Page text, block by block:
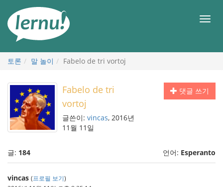
메
토론 말 놀이 Fabelo de tri vortoj
댓글 쓰기
Fabelo de tri
vortoj
글쓴이: vincas, 2016년
11월 11일
글: 184 언어: Esperanto
vincas (프로필 보기)